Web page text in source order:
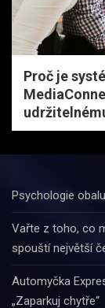
Proč je
Psychologie
Vařte z toho, co
spouští největší
Automyčka
„Zaparkuj chytře“